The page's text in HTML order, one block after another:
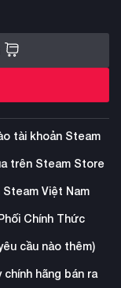
tài khoản Steam
trên Steam Store
Việt Nam
Chính Thức
cầu nào thêm)
chính hãng bán ra